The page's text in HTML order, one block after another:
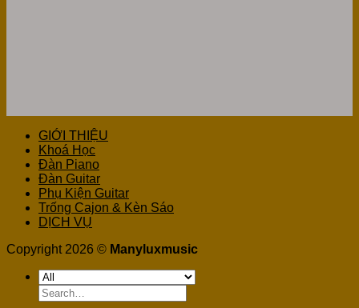
GIỚI THIỆU
Khoá Học
Đàn Piano
Đàn Guitar
Phụ Kiện Guitar
Trống Cajon & Kèn Sáo
DỊCH VỤ
Copyright 2026 © Manyluxmusic
Search